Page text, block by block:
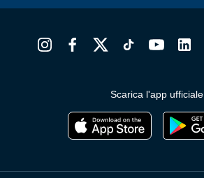
Scarica l'app ufficiale